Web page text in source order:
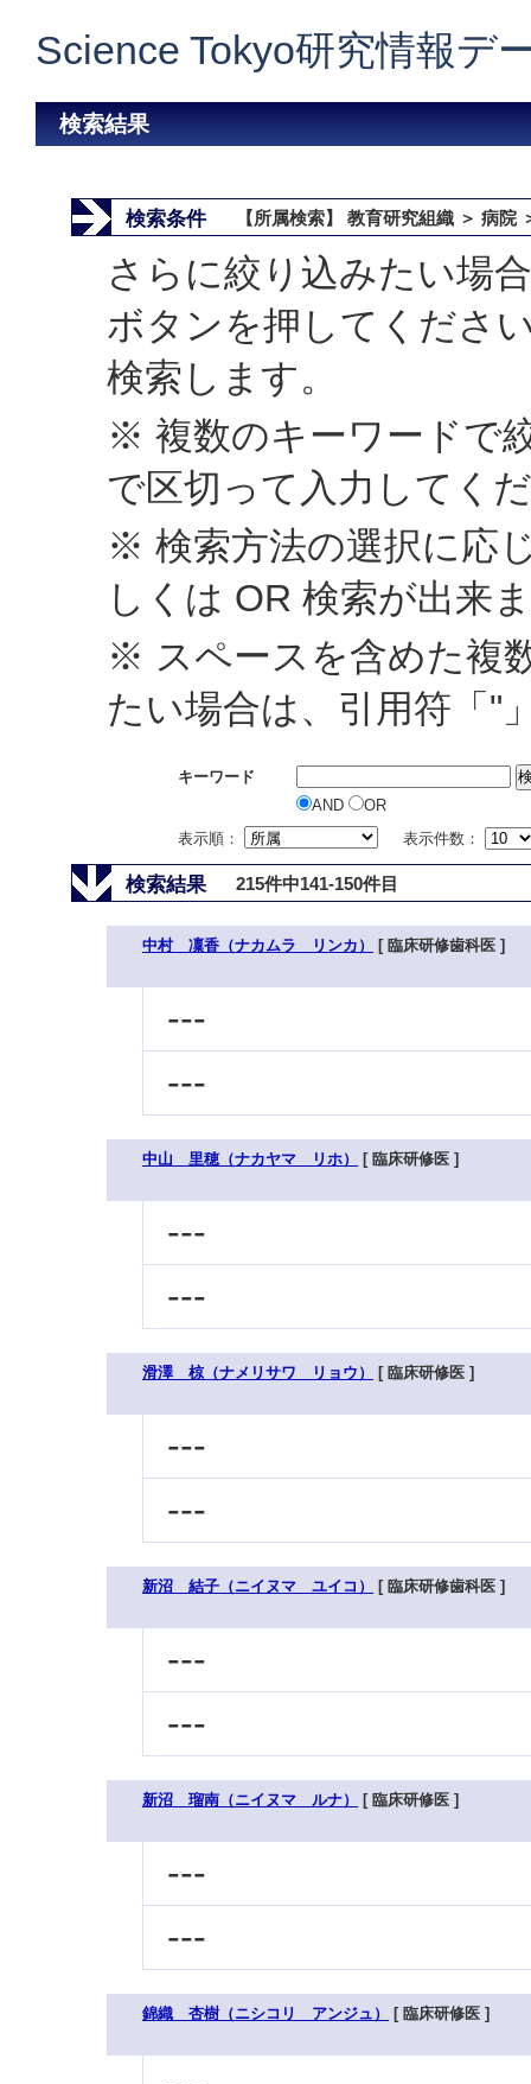
Science Tokyo研究情報デ
検索結果
検索条件 【所属検索】 教育研究組織 ＞ 病
さらに絞り込みたい場
ボタンを押してくださ
検索します。
※ 複数のキーワードで
で区切って入力してく
※ 検索方法の選択に応
しくは OR 検索が出来
※ スペースを含めた複
たい場合は、引用符「"
キーワード
AND
OR
表示順：
表示件数：
検索結果 215件中141-150件目
中村 凜香（ナカムラ リンカ） [ 臨床研修歯科医 ]
---
---
中山 里穂（ナカヤマ リホ） [ 臨床研修医 ]
---
---
滑澤 椋（ナメリサワ リョウ） [ 臨床研修医 ]
---
---
新沼 結子（ニイヌマ ユイコ） [ 臨床研修歯科医 ]
---
---
新沼 瑠南（ニイヌマ ルナ） [ 臨床研修医 ]
---
---
錦織 杏樹（ニシコリ アンジュ） [ 臨床研修医 ]